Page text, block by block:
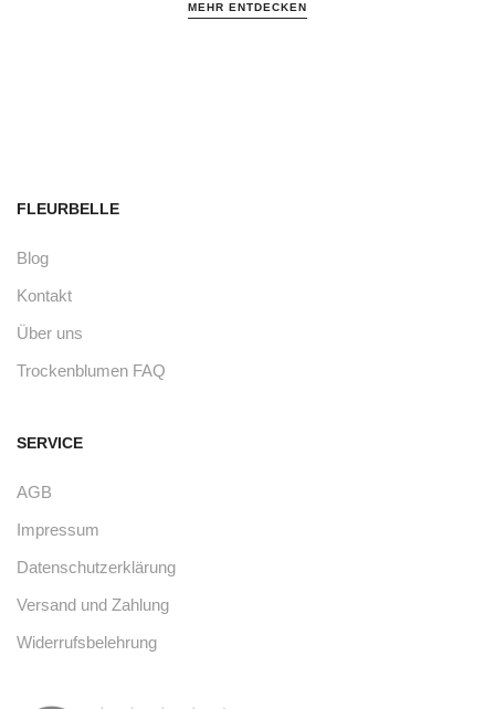
MEHR ENTDECKEN
FLEURBELLE
Blog
Kontakt
Über uns
Trockenblumen FAQ
SERVICE
AGB
Impressum
Datenschutzerklärung
Versand und Zahlung
Widerrufsbelehrung